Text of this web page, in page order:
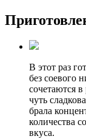
В этот раз
без соевого
сочетаются
чуть
брала
количества
вкуса.